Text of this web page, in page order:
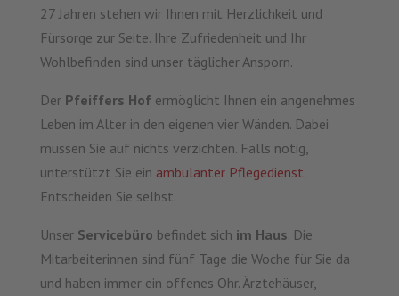
27 Jahren stehen wir Ihnen mit Herzlichkeit und
Fürsorge zur Seite. Ihre Zufriedenheit und Ihr
Wohlbefinden sind unser täglicher Ansporn.
Der Pfeiffers Hofermöglicht Ihnen ein angenehmes
Leben im Alter in den eigenen vier Wänden. Dabei
müssen Sie auf nichts verzichten. Falls nötig,
unterstützt Sie ein ambulanter Pflegedienst.
Entscheiden Sie selbst.
Unser Servicebüro befindet sich im Haus. Die
Mitarbeiterinnen sind fünf Tage die Woche für Sie da
und haben immer ein offenes Ohr. Ärztehäuser,